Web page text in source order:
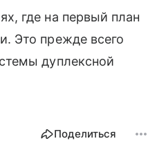
где на первый план
Это прежде всего
дуплексной
Поделиться